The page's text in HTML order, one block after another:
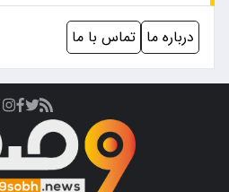
درباره ما تماس با ما